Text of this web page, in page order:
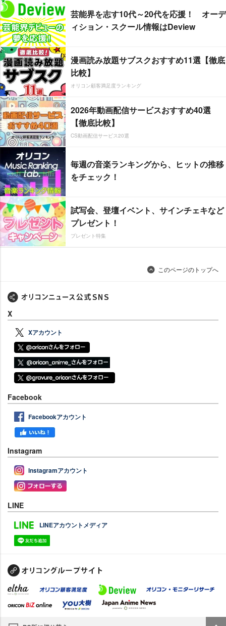
芸能界を志す10代～20代を応援！ オーデ
ィション・スクール情報はDeview
漫画読み放題サブスクおすすめ11選【徹底
比較】
オリコン顧客満足度ランキング
2026年動画配信サービスおすすめ40選
【徹底比較】
CS動画配信サービス20選
毎週の音楽ランキングから、ヒットの推移
をチェック！
試写会、登壇イベント、サインチェキなど
プレゼント！
プレゼント特集
このページのトップへ
X
Xアカウント
Facebook
Facebookアカウント
Instagram
Instagramアカウント
LINE
LINEアカウントメディア